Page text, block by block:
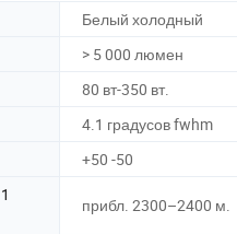
Белый холодный
> 5 000 люмен
80 вт-350 вт.
4.1 градусов fwhm
+50 -50
прибл. 2300–2400 м.